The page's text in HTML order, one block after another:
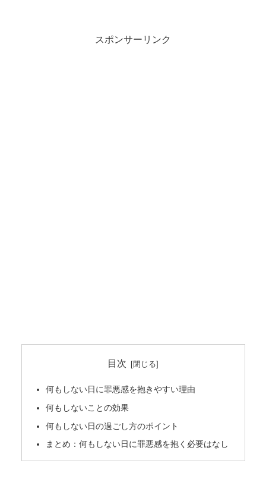
スポンサーリンク
目次
何もしない日に罪悪感を抱きやすい理由
何もしないことの効果
何もしない日の過ごし方のポイント
まとめ：何もしない日に罪悪感を抱く必要はなし